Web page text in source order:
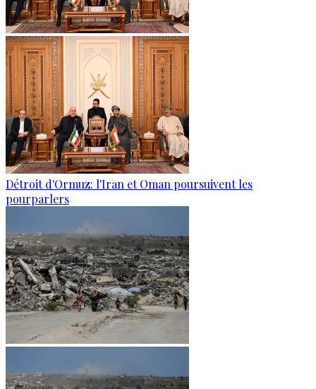
Détroit d'Ormuz: l'Iran et Oman poursuivent les
pourparlers